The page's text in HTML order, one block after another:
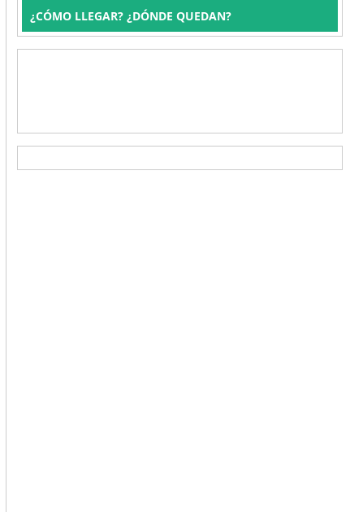
¿CÓMO LLEGAR? ¿DÓNDE QUEDAN?